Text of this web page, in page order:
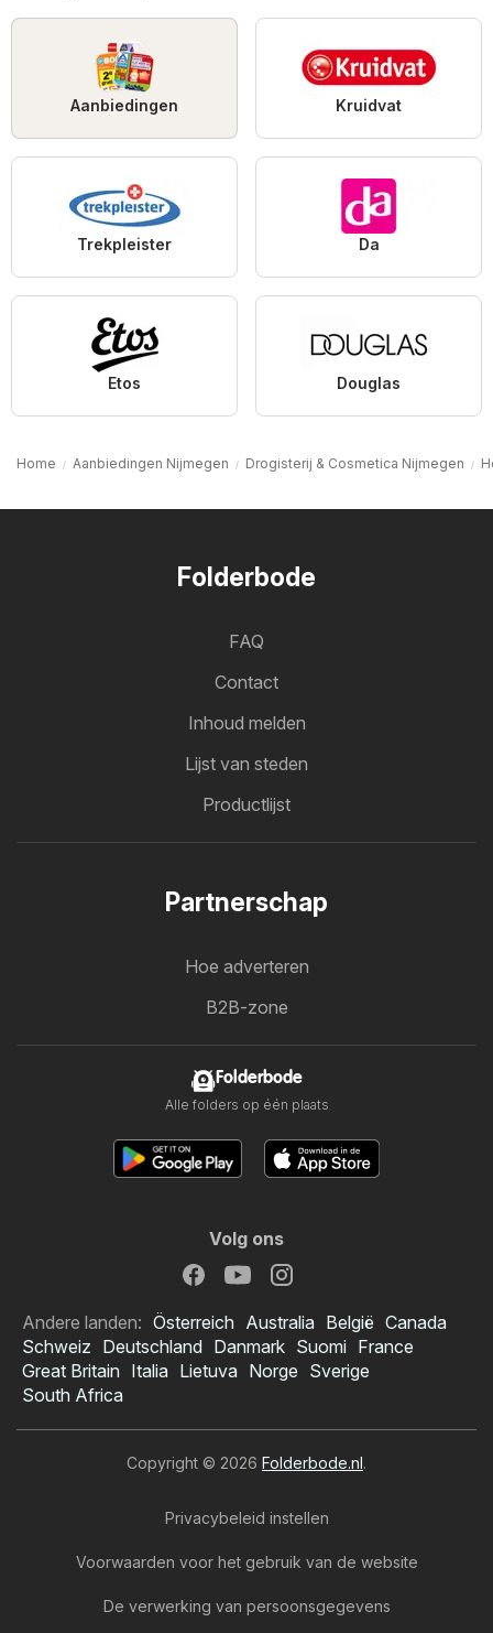
Aanbiedingen Kruidvat
Trekpleister Da
Etos Douglas
Home Aanbiedingen Nijmegen Drogisterij & Cosmetica Nijmegen
Folderbode
FAQ
Contact
Inhoud melden
Lijst van steden
Productlijst
Partnerschap
Hoe adverteren
B2B-zone
Folderbode
Alle folders op één plaats
Volg ons
Andere landen: Österreich Australia België Canada
Schweiz Deutschland Danmark Suomi France
Great Britain Italia Lietuva Norge Sverige
South Africa
Copyright © 2026 Folderbode.nl .
Privacybeleid instellen
Voorwaarden voor het gebruik van de website
De verwerking van persoonsgegevens